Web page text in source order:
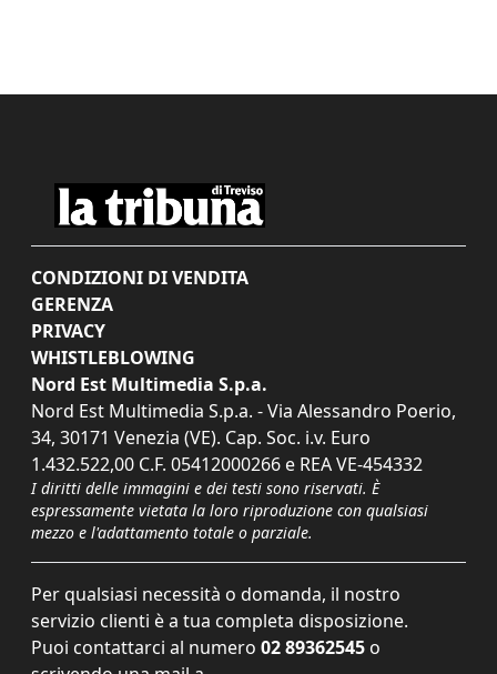
CONDIZIONI DI VENDITA
GERENZA
PRIVACY
WHISTLEBLOWING
Nord Est Multimedia S.p.a.
Nord Est Multimedia S.p.a. - Via Alessandro Poerio,
34, 30171 Venezia (VE). Cap. Soc. i.v. Euro
1.432.522,00 C.F. 05412000266 e REA VE-454332
I diritti delle immagini e dei testi sono riservati. È
espressamente vietata la loro riproduzione con qualsiasi
mezzo e l'adattamento totale o parziale.
Per qualsiasi necessità o domanda, il nostro
servizio clienti è a tua completa disposizione.
Puoi contattarci al numero 02 89362545 o